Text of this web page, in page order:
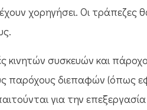
χορηγήσει. Οι
κινητών συσκευών και
παρόχους διεπαφών (όπως
για την